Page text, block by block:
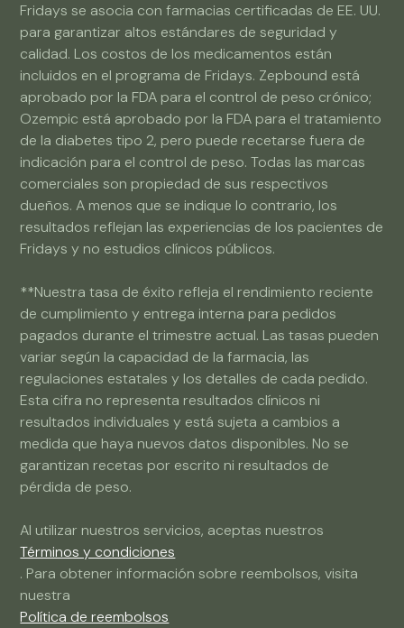
Fridays se asocia con farmacias certificadas de EE. UU.
para garantizar altos estándares de seguridad y
calidad. Los costos de los medicamentos están
incluidos en el programa de Fridays. Zepbound está
aprobado por la FDA para el control de peso crónico;
Ozempic está aprobado por la FDA para el tratamiento
de la diabetes tipo 2, pero puede recetarse fuera de
indicación para el control de peso. Todas las marcas
comerciales son propiedad de sus respectivos
dueños. A menos que se indique lo contrario, los
resultados reflejan las experiencias de los pacientes de
Fridays y no estudios clínicos públicos.
**Nuestra tasa de éxito refleja el rendimiento reciente
de cumplimiento y entrega interna para pedidos
pagados durante el trimestre actual. Las tasas pueden
variar según la capacidad de la farmacia, las
regulaciones estatales y los detalles de cada pedido.
Esta cifra no representa resultados clínicos ni
resultados individuales y está sujeta a cambios a
medida que haya nuevos datos disponibles. No se
garantizan recetas por escrito ni resultados de
pérdida de peso.
Al utilizar nuestros servicios, aceptas nuestros
Términos y condiciones
. Para obtener información sobre reembolsos, visita
nuestra
Política de reembolsos